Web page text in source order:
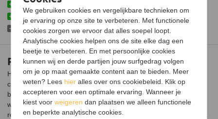
RVS verloopstuk Ø79mm naar Ø110mm
Het RVS verloopstuk is ontworpen om een naadloze overgang te
creëren tussen een kachel met een kleinere uitgang en een
bestaand rookkanaal met een grotere diameter. Dit is nodig
wanneer je een kachel wilt aansluiten op een bestaand
rookkanaal dat een grotere diameter heeft dan de kacheluitgang.
Makkelijke oplossing voor bestaand kanaal
Vervaardigd uit hoogwaardig materiaal
Mag niet andersom gebruikt worden
We gebruiken cookies en vergelijkbare technieken om
je ervaring op onze site te verbeteren. Met functionele
cookies zorgen we ervoor dat alles soepel loopt.
Analytische cookies helpen ons de site elke dag een
beetje te verbeteren. En met persoonlijke cookies
kunnen wij en derde partijen jouw surfgedrag volgen
om je op maat gemaakte content aan te bieden. Meer
weten? Lees hier alles over ons cookiebeleid. Klik op
accepteren voor een optimale ervaring. Wanneer je
kiest voorweigeren dan plaatsen we alleen functionele
en beperkte analytische cookies.